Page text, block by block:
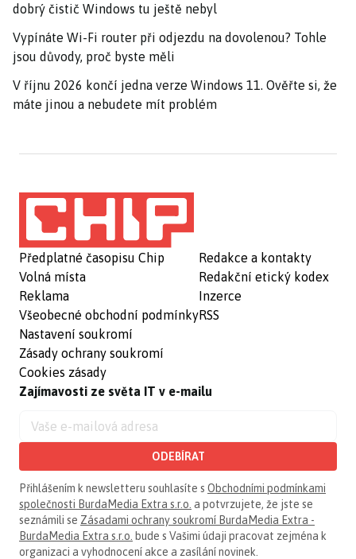
dobrý čistič Windows tu ještě nebyl
Vypínáte Wi-Fi router při odjezdu na dovolenou? Tohle
jsou důvody, proč byste měli
V říjnu 2026 končí jedna verze Windows 11. Ověřte si, že
máte jinou a nebudete mít problém
Předplatné časopisu Chip
Volná místa
Reklama
Všeobecné obchodní podmínky
Nastavení soukromí
Zásady ochrany soukromí
Cookies zásady
Redakce a kontakty
Redakční etický kodex
Inzerce
RSS
Zajímavosti ze světa IT v e-mailu
ODEBÍRAT
Přihlášením k newsletteru souhlasíte s Obchodními podmínkami
společnosti BurdaMedia Extra s.r.o. a potvrzujete, že jste se
seznámili se Zásadami ochrany soukromí BurdaMedia Extra -
BurdaMedia Extra s.r.o. bude s Vašimi údaji pracovat zejména k
organizaci a vyhodnocení akce a zasílání novinek.